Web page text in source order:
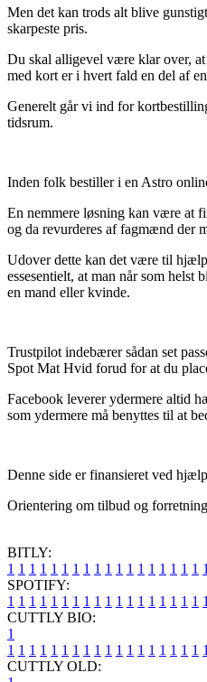
Men det kan trods alt blive
skarpeste pris.
Du skal alligevel være klar over,
med kort er i hvert fald en del af
Generelt går vi ind for
tidsrum.
Inden folk bestiller i en Astro
En nemmere løsning kan være at
og da revurderes af fagmænd der
Udover dette kan det være til
essesentielt, at man når som
en mand eller kvinde.
Trustpilot indebærer sådan set
Spot Mat Hvid forud for at du
Facebook leverer ydermere altid
som ydermere må benyttes til at
Denne side er finansieret ved
Orientering om tilbud og
BITLY:
1 1 1 1 1 1 1 1 1 1 1 1 1 1 1 1 1 1 1
SPOTIFY:
1 1 1 1 1 1 1 1 1 1 1 1 1 1 1 1 1 1 1
CUTTLY BIO:
1
1 1 1 1 1 1 1 1 1 1 1 1 1 1 1 1 1 1 1
CUTTLY OLD: